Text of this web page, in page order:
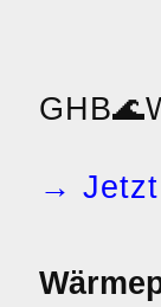
GHB🌊
→ Jetzt